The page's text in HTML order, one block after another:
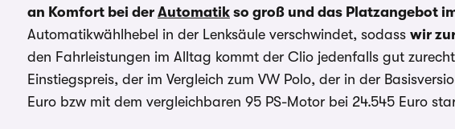
an Komfort bei der Automatik so groß und das Platzangebot
Automatikwählhebel in der Lenksäule verschwindet, sodass wir
den Fahrleistungen im Alltag kommt der Clio jedenfalls gut
Einstiegspreis, der im Vergleich zum VW Polo, der in der
Euro bzw mit dem vergleichbaren 95 PS-Motor bei 24.545 Euro